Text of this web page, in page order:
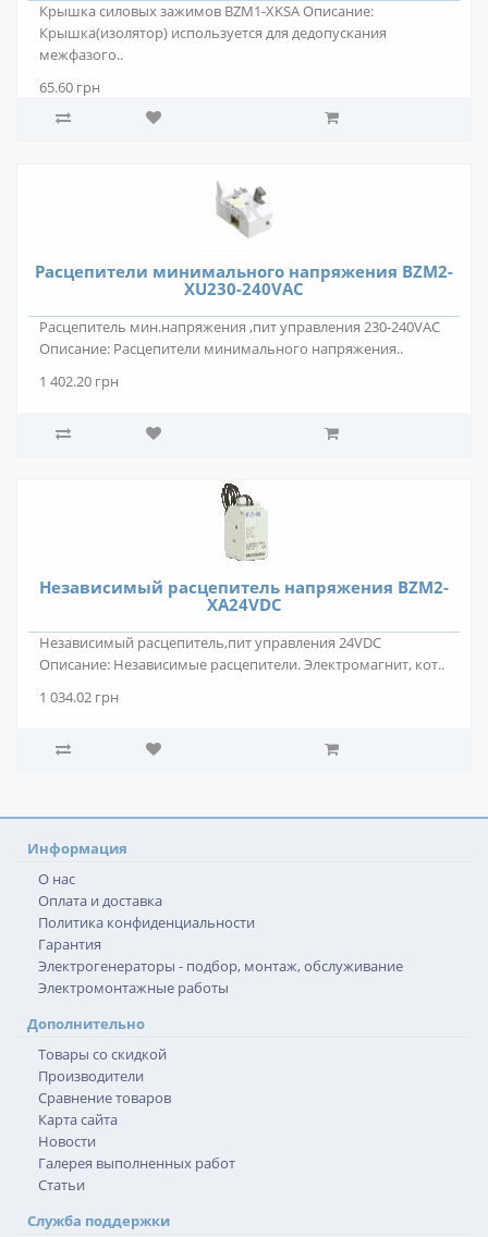
Крышка силовых зажимов BZM1-XKSA Описание:
Крышка(изолятор) используется для дедопускания
межфазого..
65.60 грн
Расцепители минимального напряжения BZM2-
XU230-240VAC
Расцепитель мин.напряжения ,пит управления 230-240VAC
Описание: Расцепители минимального напряжения..
1 402.20 грн
Независимый расцепитель напряжения BZM2-
XA24VDC
Независимый расцепитель,пит управления 24VDC
Описание: Независимые расцепители. Электромагнит, кот..
1 034.02 грн
Информация
О нас
Оплата и доставка
Политика конфиденциальности
Гарантия
Электрогенераторы - подбор, монтаж, обслуживание
Электромонтажные работы
Дополнительно
Товары со скидкой
Производители
Сравнение товаров
Карта сайта
Новости
Галерея выполненных работ
Статьи
Служба поддержки